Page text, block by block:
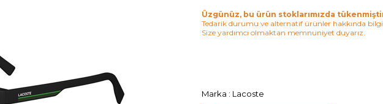
Üzgünüz, bu ürün stoklarımızda
Tedarik durumu ve alternatif ürünler hakkında
Size yardımcı olmaktan memnuniyet duyarız.
Marka : Lacoste